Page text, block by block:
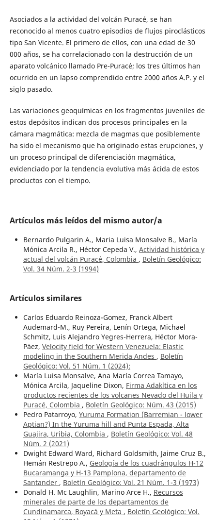
Asociados a la actividad del volcán Puracé, se han
reconocido al menos cuatro episodios de flujos piroclásticos
tipo San Vicente. El primero de ellos, con una edad de 30
000 años, se ha correlacionado con la destrucción de un
aparato volcánico llamado Pre-Puracé; los tres últimos han
ocurrido en un lapso comprendido entre 2000 años A.P. y el
siglo pasado.
Las variaciones geoquímicas en los fragmentos juveniles de
estos depósitos indican dos procesos principales en la
cámara magmática: mezcla de magmas que posiblemente
ha sido el mecanismo que ha originado estas erupciones, y
un proceso principal de diferenciación magmática,
evidenciado por la tendencia evolutiva más ácida de estos
productos con el tiempo.
Artículos más leídos del mismo autor/a
Bernardo Pulgarin A., Maria Luisa Monsalve B., María
Mónica Arcila R., Héctor Cepeda V., Actividad histórica y
actual del volcán Puracé, Colombia , Boletín Geológico:
Vol. 34 Núm. 2-3 (1994)
Artículos similares
Carlos Eduardo Reinoza-Gomez, Franck Albert
Audemard-M., Ruy Pereira, Lenín Ortega, Michael
Schmitz, Luis Alejandro Yegres-Herrera, Héctor Mora-
Páez, Velocity field for Western Venezuela: Elastic
modeling in the Southern Merida Andes , Boletín
Geológico: Vol. 51 Núm. 1 (2024):
María Luisa Monsalve, Ana María Correa Tamayo,
Mónica Arcila, Jaqueline Dixon, Firma Adakítica en los
productos recientes de los volcanes Nevado del Huila y
Puracé, Colombia , Boletín Geológico: Núm. 43 (2015)
Pedro Patarroyo, Yuruma Formation (Barremian - lower
Aptian?) In the Yuruma hill and Punta Espada, Alta
Guajira, Uribia, Colombia , Boletín Geológico: Vol. 48
Núm. 2 (2021)
Dwight Edward Ward, Richard Goldsmith, Jaime Cruz B.,
Hemán Restrepo A., Geología de los cuadrángulos H-12
Bucaramanga y H-13 Pamplona, departamento de
Santander , Boletín Geológico: Vol. 21 Núm. 1-3 (1973)
Donald H. Mc Laughlin, Marino Arce H., Recursos
minerales de parte de los departamentos de
Cundinamarca, Boyacá y Meta , Boletín Geológico: Vol.